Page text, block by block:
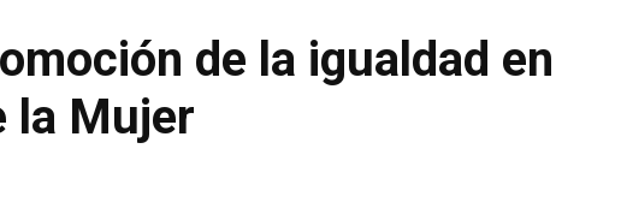
de la igualdad en
la Mujer